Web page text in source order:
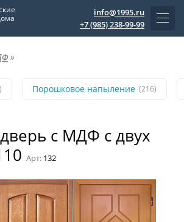
info@1995.ru
+7 (985) 238-99-99
»
Порошковое напыление (216)
с МДФ с двух
Арт: 132